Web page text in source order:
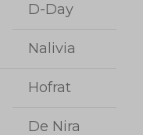
D-Day
Nalivia
Hofrat
De Nira